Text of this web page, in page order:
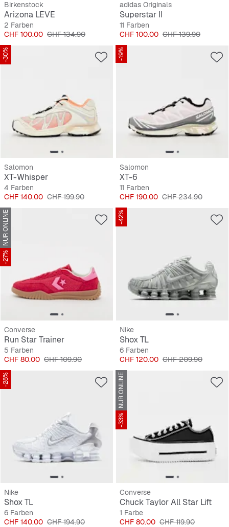
Birkenstock
Arizona LEVE
2 Farben
Preis
CHF 100.00 Originalpreis
CHF 134.90
adidas Originals
Superstar II
11 Farben
Preis
CHF 100.00 Originalpreis
CHF 139.90
-30%
Salomon
XT-Whisper
4 Farben
Preis
CHF 140.00 Originalpreis
CHF 199.90
-19%
Salomon
XT-6
11 Farben
Preis
CHF 190.00 Originalpreis
CHF 234.90
NUR ONLINE
-27%
Converse
Run Star Trainer
5 Farben
Preis
CHF 80.00 Originalpreis
CHF 109.90
-42%
Nike
Shox TL
6 Farben
Preis
CHF 120.00 Originalpreis
CHF 209.90
-28%
Nike
Shox TL
6 Farben
Preis
CHF 140.00 Originalpreis
CHF 194.90
NUR ONLINE
-33%
Converse
Chuck Taylor All Star Lift
1 Farbe
Preis
CHF 80.00 Originalpreis
CHF 119.90